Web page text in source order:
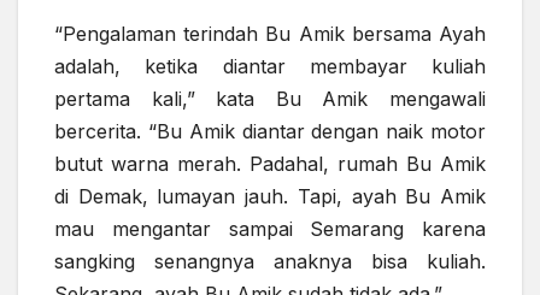
“Pengalaman terindah Bu Amik bersama Ayah
adalah, ketika diantar membayar kuliah
pertama kali,” kata Bu Amik mengawali
bercerita. “Bu Amik diantar dengan naik motor
butut warna merah. Padahal, rumah Bu Amik
di Demak, lumayan jauh. Tapi, ayah Bu Amik
mau mengantar sampai Semarang karena
sangking senangnya anaknya bisa kuliah.